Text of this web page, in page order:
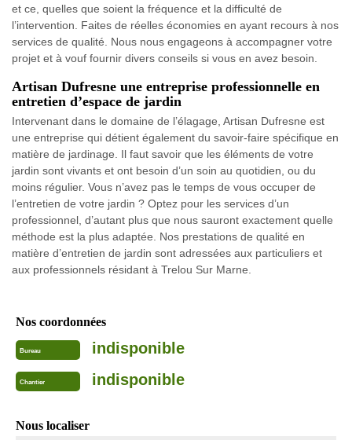
et ce, quelles que soient la fréquence et la difficulté de
l’intervention. Faites de réelles économies en ayant recours à nos
services de qualité. Nous nous engageons à accompagner votre
projet et à vouf fournir divers conseils si vous en avez besoin.
Artisan Dufresne une entreprise professionnelle en
entretien d’espace de jardin
Intervenant dans le domaine de l’élagage, Artisan Dufresne est
une entreprise qui détient également du savoir-faire spécifique en
matière de jardinage. Il faut savoir que les éléments de votre
jardin sont vivants et ont besoin d’un soin au quotidien, ou du
moins régulier. Vous n’avez pas le temps de vous occuper de
l’entretien de votre jardin ? Optez pour les services d’un
professionnel, d’autant plus que nous sauront exactement quelle
méthode est la plus adaptée. Nos prestations de qualité en
matière d’entretien de jardin sont adressées aux particuliers et
aux professionnels résidant à Trelou Sur Marne.
Nos coordonnées
Bureau indisponible
Chantier indisponible
Nous localiser